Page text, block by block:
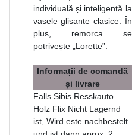
individuală și inteligentă la
vasele glisante clasice. În
plus, remorca se
potrivește „Lorette”.
Informații de comandă
și livrare
Falls Sibis Resskauto
Holz Flix Nicht Lagernd
ist, Wird este nachbestelt